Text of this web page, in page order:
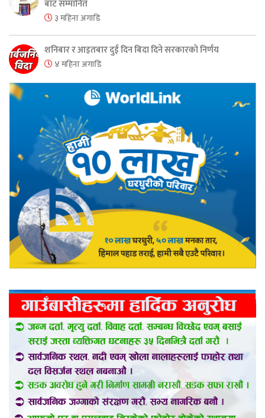
बाट सम्मानित
३ महिना अगाडि
शनिबार र आइतबार दुई दिन बिदा दिने सरकारको निर्णय
४ महिना अगाडि